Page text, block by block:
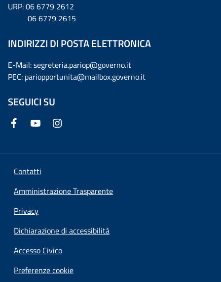
URP: 06 6779 2612
06 6779 2615
INDIRIZZI DI POSTA ELETTRONICA
E-Mail: segreteria.pariop@governo.it
PEC: pariopportunita@mailbox.governo.it
SEGUICI SU
Contatti
Amministrazione Trasparente
Privacy
Dichiarazione di accessibilità
Accesso Civico
Preferenze cookie